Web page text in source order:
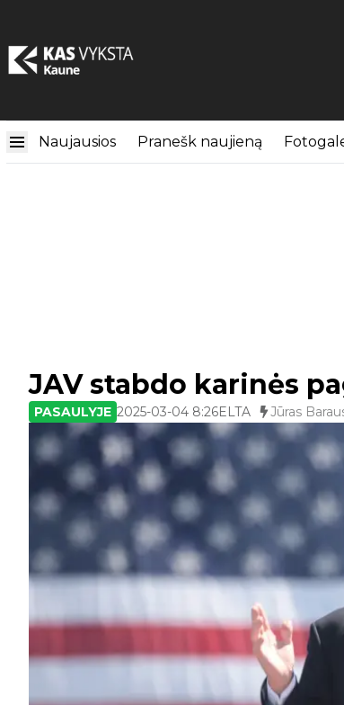
Naujausios Pranešk naujieną
JAV stabdo karinės
PASAULYJE 2025-03-04 8:26ELTA Jūras